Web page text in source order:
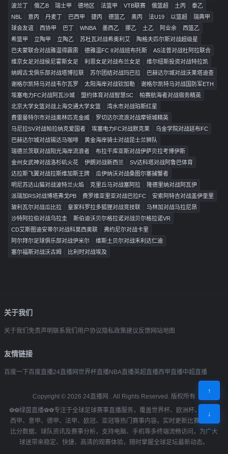
波兰丁
俄乙B 瑞士甲 德地区 法篮甲 VTB联赛 俄篮超 土丙
泰乙
NBL
意丙 丹麦丁 巴西甲 捷丙 德篮乙 奥丙 法U19 以篮超
瑞典甲
球会友谊
西协甲 巴丁 WNBA 墨西乙 挪乙 土乙 阿业余
西篮乙
希篮甲
立陶甲 立陶乙 苏杜瓦对战希奥利艾
陶格夫匹尔斯对战超级星
巴夫蒙联合对战雅温得霹雳
德雅温FC II对战班布托斯
AS法普对战杜阿拉联合
维京女足对战侯尼霍斯女足
利恩女足对战布兰女足
维尔纽斯投资对战特拉凯
纳姆古戈俱乐部对战塔博拉联
苏尔团结对战玛巴拉
巴赫达尔城对战沃莱塔迪查
谢格尔凯特马对战韦尔瓦罗
太阳海岸对战钦加勒
谢格尔凯特马对战国防军ETH
埃塞电力FC对战阿瓦沙城
盟约体育对战智慧SC
帕赛航海者对战宿务精英
北京大学女篮对战上海交通大学女篮
湾水市对战珀斯红星
费雷曼特尔市对战奥林匹克金威
罗切达尔流浪对战摩顿城精英
马尼拉SV对战帕拉纳克爱国者
埃塞电力FC对战默克莱
乌金学院对战廷布FC
巴赫达尔城对战锡达马咖啡
黄金海岸骑士对战昆士兰狮队
瑞德兰茨联对战阳光海岸流浪者
布拉干库亚斯对战伊萨贝拉考博伊斯
金州女武神对战洛杉矶火花
伊朗对战新西兰
SV达科塔对战阿鲁巴体育
达拉斯飞翼对战拉斯维加斯王牌
瓜伊纳沃对战桑图尔塞捕蟹者
明尼苏达山猫对战波特兰火焰
克里丘马对战塞阿拉
隆德里纳对战阿瓦伊
派瑞加RS对战博塔弗戈PB
费罗维亚里亚对战巴拉FC
安索阿特吉对战盖伊奎里
玻利瓦尔对战瓜比拉
皇家科罗拉多狐狸对战竞技联
马林加对战马拉尼昂
沙特阿拉伯对战乌拉圭
斯伯迪沃贝尔格拉诺对战贝尔格拉诺VR
CD艾斯图迪安蒂尔对战科莫西奥联
弗约尼尔对战卡里
阿尔拜尔足球俱乐部对战伊米尔
维斯土贝尔对战禾利达仁迪
塞尔福斯对战沃古姆
比利时对战埃及
关于我们
关于我们 免责声明联系我们 用户协议 隐私政策建议反馈网站地图
友情链接
百度一下 百度直播24直播网世界杯直播NBA直播英超直播西甲直播中超直播
Copyright © 2026 24直播网 . All Rights Reserved. 版权所有
⚽⚽绿茵直播⚽⚽专注于全球足球赛事直播服务，覆盖世界杯、欧洲杯、英超、
西甲、意甲、德甲、法甲、欧冠、亚冠等热门赛事内容。实时更新比赛赛程、
比分数据、球队资讯及赛事分析，支持电脑、手机等多终端流畅访问，为广大
球迷带来稳定、快捷、高清的观赛体验，随时掌握全球足坛最新动态。
↑
↓